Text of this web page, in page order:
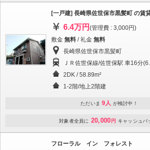
[一戸建] 長崎県佐世保市黒髪町 の賃
6.4万円 (管理費 : 3,000円)
敷金 無料 / 礼金 無料
長崎県佐世保市黒髪町
ＪＲ佐世保線/佐世保駅 車16分
2DK / 58.89m²
1-2階/地上2階建
ただいま 9人 が検討中！
対象者全員に 20,000 円 キャッシュバ
フローラル イン フォレスト